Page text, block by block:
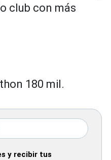
club con más
180 mil.
y recibir tus